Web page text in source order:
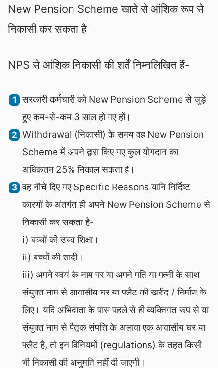
New Pension Scheme खाते से आंशिक रूप से
निकासी कर सकता है।
NPS से आंशिक निकासी की शर्तें निम्नलिखित हैं-
सरकारी कर्मचारी को New Pension Scheme से जुड़े
हुए कम-से-कम 3 साल हो गए हों।
Withdrawal (निकासी) के समय वह New Pension
Scheme में अपने द्वारा किए गए कुल योगदान का
अधिकतम 25% निकाल सकता है।
वह नीचे दिए गए Specific Reasons यानि निर्दिष्ट
कारणों के अंतर्गत ही अपने New Pension Scheme से
निकासी कर सकता है-
i) बच्चों की उच्च शिक्षा।
ii) बच्चों की शादी।
iii) अपने स्वयं के नाम पर या अपने पति या पत्नी के साथ
संयुक्त नाम से आवासीय घर या फ्लैट की खरीद / निर्माण के
लिए। यदि अभिदाता के पास पहले से ही व्यक्तिगत रूप से या
संयुक्त नाम से पैतृक संपत्ति के अलावा एक आवासीय घर या
फ्लैट है, तो इन विनियमों (regulations) के तहत किसी
भी निकासी की अनुमति नहीं दी जाएगी।